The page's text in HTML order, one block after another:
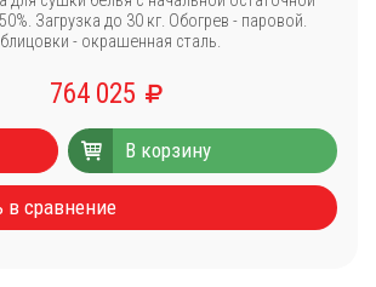
Загрузка до 30 кг. Обогрев - паровой.
- окрашенная сталь.
764 025
В корзину
в сравнение
отжима белья
чистки ковров